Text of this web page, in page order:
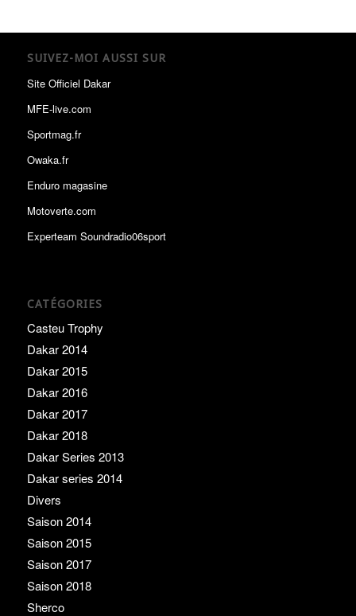
SUIVEZ-MOI AUSSI SUR
Site Officiel Dakar
MFE-live.com
Sportmag.fr
Owaka.fr
Enduro magasine
Motoverte.com
Experteam Soundradio06sport
CATÉGORIES
Casteu Trophy
Dakar 2014
Dakar 2015
Dakar 2016
Dakar 2017
Dakar 2018
Dakar Series 2013
Dakar series 2014
Divers
Saison 2014
Saison 2015
Saison 2017
Saison 2018
Sherco